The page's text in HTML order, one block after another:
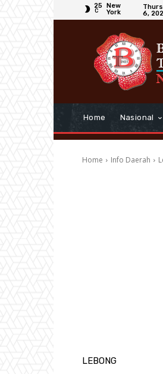
25
C
New
York
6,
Home Nasional
Home Info Daerah
LEBONG